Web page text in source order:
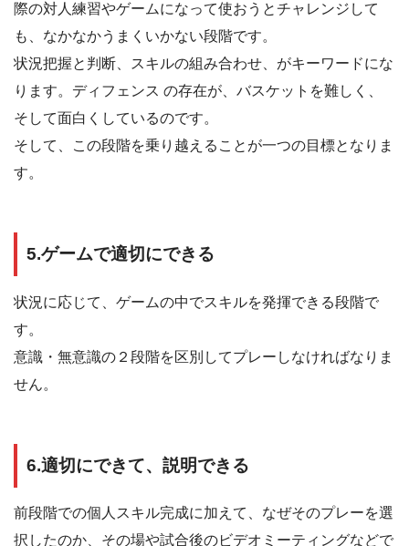
際の対人練習やゲームになって使おうとチャレンジして
も、なかなかうまくいかない段階です。
状況把握と判断、スキルの組み合わせ、がキーワードにな
ります。ディフェンス の存在が、バスケットを難しく、
そして面白くしているのです。
そして、この段階を乗り越えることが一つの目標となりま
す。
5.ゲームで適切にできる
状況に応じて、ゲームの中でスキルを発揮できる段階で
す。
意識・無意識の２段階を区別してプレーしなければなりま
せん。
6.適切にできて、説明できる
前段階での個人スキル完成に加えて、なぜそのプレーを選
択したのか、その場や試合後のビデオミーティングなどで